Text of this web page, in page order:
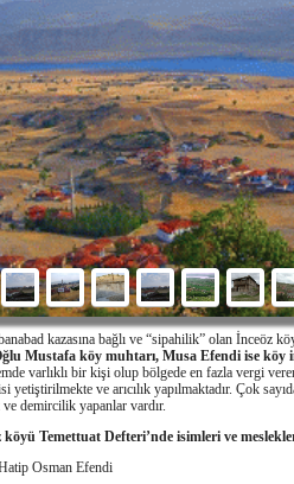
kazasına bağlı ve “sipahilik” olan İnceöz
Mustafa köy muhtarı, Musa Efendi ise köy
varlıklı bir kişi olup bölgede en fazla vergi
yetiştirilmekte ve arıcılık yapılmaktadır. Çok
ve demircilik yapanlar vardır.
köyü Temettuat Defteri’nde isimleri ve
Osman Efendi